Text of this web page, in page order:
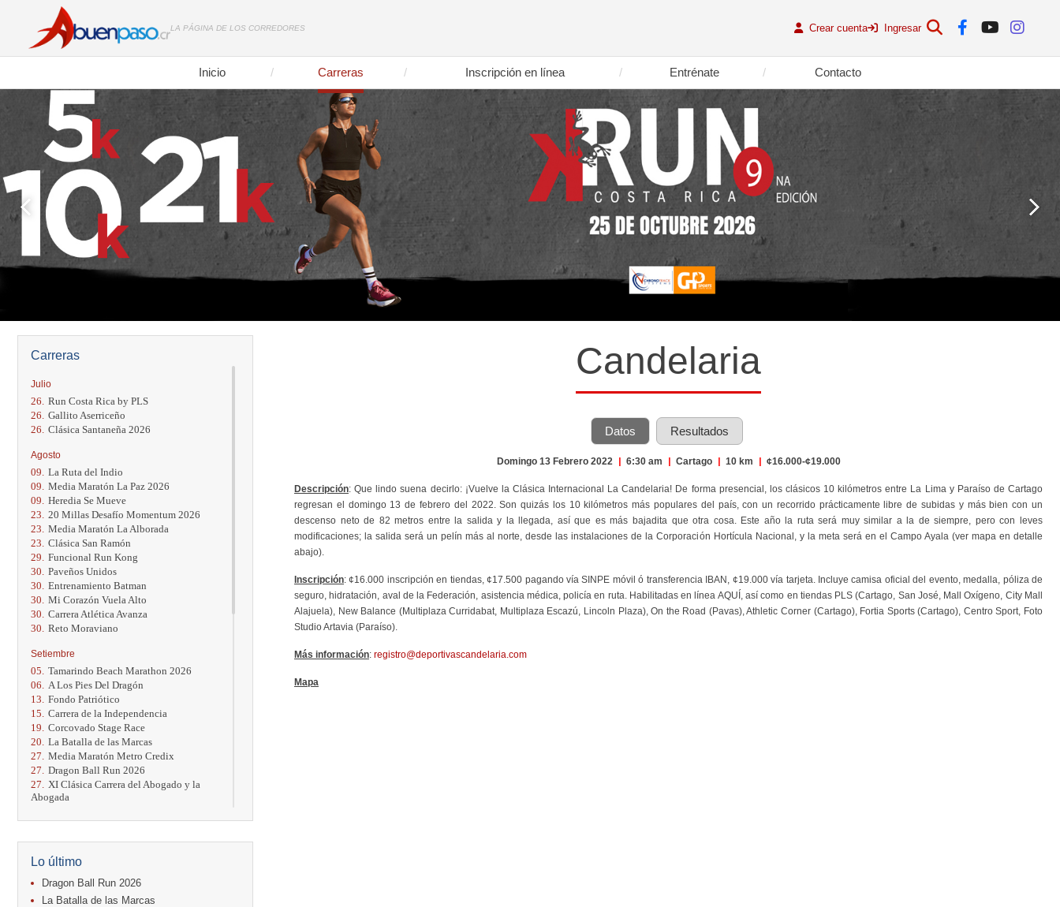
LA PÁGINA DE LOS CORREDORES Crear cuenta Ingresar
Inicio Carreras Inscripción en línea Entrénate Contacto
Carreras
Julio
26. Run Costa Rica by PLS
26. Gallito Aserriceño
26. Clásica Santaneña 2026
Agosto
09. La Ruta del Indio
09. Media Maratón La Paz 2026
09. Heredia Se Mueve
23. 20 Millas Desafío Momentum 2026
23. Media Maratón La Alborada
23. Clásica San Ramón
29. Funcional Run Kong
30. Paveños Unidos
30. Entrenamiento Batman
30. Mi Corazón Vuela Alto
30. Carrera Atlética Avanza
30. Reto Moraviano
Setiembre
05. Tamarindo Beach Marathon 2026
06.
A Los Pies Del Dragón
13. Fondo Patriótico
15. Carrera de la Independencia
19. Corcovado Stage Race
20. La Batalla de las Marcas
27. Media Maratón Metro Credix
27. Dragon Ball Run 2026
27.
XI Clásica Carrera del Abogado y la
Abogada
Octubre
04. AVON Cada Paso Es Por Vos
San Carlos Rosa
04. Relevos Tres Ríos
04. Kilómetros Rosa
11. Run In The City
Lo último
Dragon Ball Run 2026
La Batalla de las Marcas
Candelaria
Datos Resultados
Domingo 13 Febrero 2022 | 6:30 am | Cartago | 10 km | ¢16.000-¢19.000
Descripción: Que lindo suena decirlo: ¡Vuelve la Clásica Internacional La Candelaria! De forma presencial, los clásicos 10 kilómetros entre La Lima y Paraíso de Cartago
regresan el domingo 13 de febrero del 2022. Son quizás los 10 kilómetros más populares del país, con un recorrido prácticamente libre de subidas y más bien con un
descenso neto de 82 metros entre la salida y la llegada, así que es más bajadita que otra cosa. Este año la ruta será muy similar a la de siempre, pero con leves
modificaciones; la salida será un pelín más al norte, desde las instalaciones de la Corporación Hortícula Nacional, y la meta será en el Campo Ayala (ver mapa en detalle
abajo).
Inscripción: ¢16.000 inscripción en tiendas, ¢17.500 pagando vía SINPE móvil ó transferencia IBAN, ¢19.000 vía tarjeta. Incluye camisa oficial del evento, medalla, póliza de
seguro, hidratación, aval de la Federación, asistencia médica, policía en ruta. Habilitadas en línea AQUÍ, así como en tiendas PLS (Cartago, San José, Mall Oxígeno, City Mall
Alajuela), New Balance (Multiplaza Curridabat, Multiplaza Escazú, Lincoln Plaza),On the Road (Pavas), Athletic Corner (Cartago), Fortia Sports (Cartago), Centro Sport, Foto
Studio Artavia (Paraíso).
Más información: registro@deportivascandelaria.com
Mapa